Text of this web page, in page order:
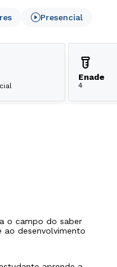
Presencial
Enade
4
o campo do saber
ao desenvolvimento